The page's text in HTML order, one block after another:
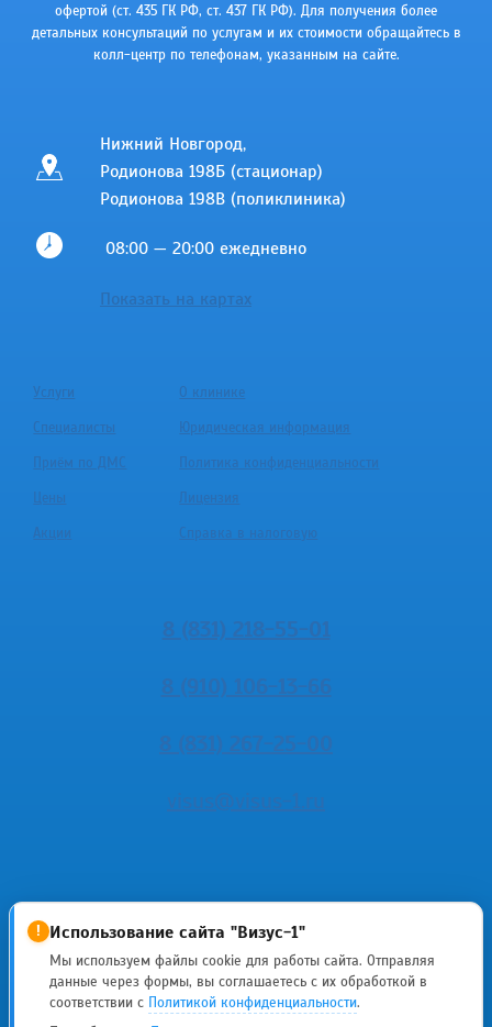
офертой (ст. 435 ГК РФ, cт. 437 ГК РФ). Для получения более
детальных консультаций по услугам и их стоимости обращайтесь в
колл-центр по телефонам, указанным на сайте.
Нижний Новгород,
Родионова 198Б (стационар)
Родионова 198В (поликлиника)
08:00 — 20:00 ежедневно
Показать на картах
Услуги
О клинике
Специалисты
Юридическая информация
Приём по ДМС
Политика конфиденциальности
Цены
Лицензия
Акции
Справка в налоговую
8 (831) 218-55-01
8 (910) 106-13-66
8 (831) 267-25-00
visus@visus-1.ru
ИМЕЮТСЯ
! Использование сайта "Визус-1"
Мы используем файлы cookie для работы сайта. Отправляя
данные через формы, вы соглашаетесь с их обработкой в
соответствии с Политикой конфиденциальности.